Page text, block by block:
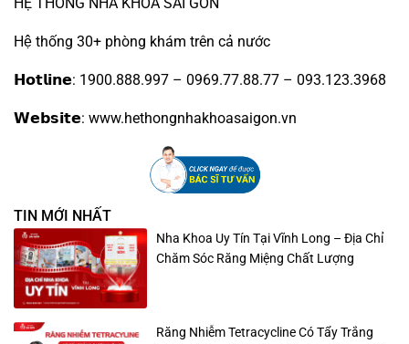
HỆ THỐNG NHA KHOA SÀI GÒN
Hệ thống 30+ phòng khám trên cả nước
𝗛𝗼𝘁𝗹𝗶𝗻𝗲: 1900.888.997 – 0969.77.88.77 – 093.123.3968
𝗪𝗲𝗯𝘀𝗶𝘁𝗲: www.hethongnhakhoasaigon.vn
TIN MỚI NHẤT
Nha Khoa Uy Tín Tại Vĩnh Long – Địa Chỉ
Chăm Sóc Răng Miệng Chất Lượng
Răng Nhiễm Tetracycline Có Tẩy Trắng